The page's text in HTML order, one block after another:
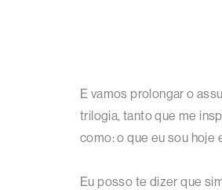
E vamos prolongar o
trilogia, tanto que me
como: o que eu sou hoje
Eu posso te dizer que